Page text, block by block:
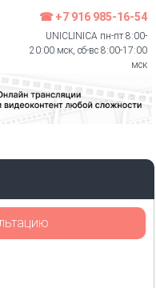
☎ +7 916 985-16-54
UNICLINICA пн-пт 8:00-
20:00 мск, сб-вс 8:00-17:00
мск